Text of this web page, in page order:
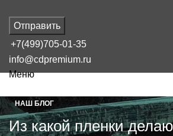
Отправить
+7(499)705-01-35
info@cdpremium.ru
Меню
НАШ БЛОГ
Из какой пленки